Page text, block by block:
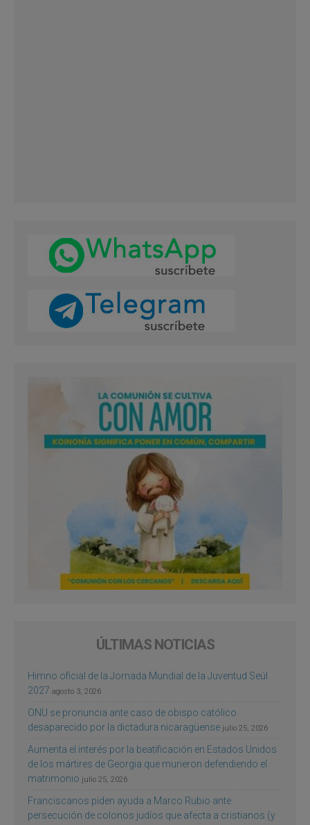
ÚLTIMAS NOTICIAS
Himno oficial de la Jornada Mundial de la Juventud Seúl
2027 agosto 3, 2026
ONU se pronuncia ante caso de obispo católico
desaparecido por la dictadura nicaragüense julio 25, 2026
Aumenta el interés por la beatificación en Estados Unidos
de los mártires de Georgia que murieron defendiendo el
matrimonio julio 25, 2026
Franciscanos piden ayuda a Marco Rubio ante
persecución de colonos judíos que afecta a cristianos (y